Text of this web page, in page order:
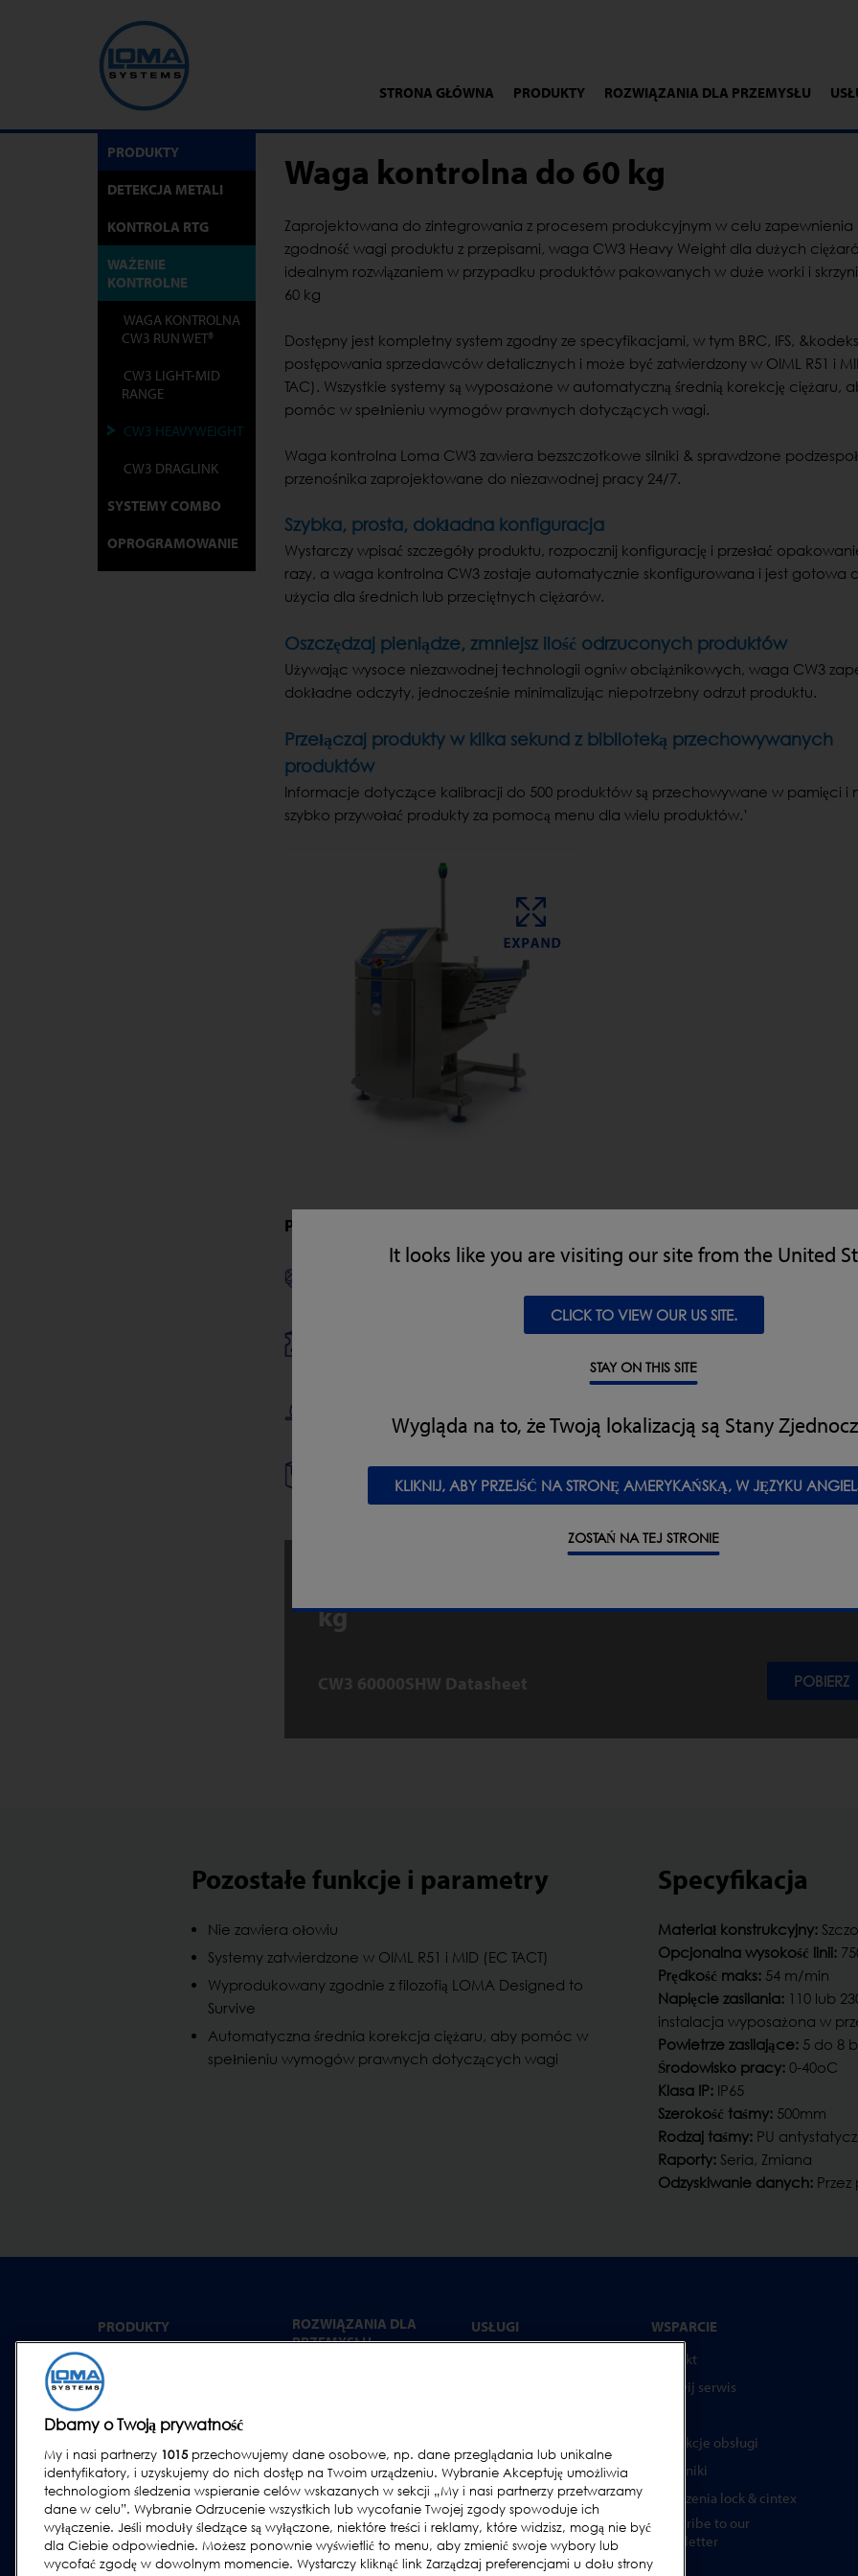
STRONA GŁÓWNA PRODUKTY ROZWIĄZANIA DLA PRZEMYSŁU
It looks like you are visiting our site from the United
CLICK TO VIEW OUR US SITE.
STAY ON THIS SITE
Wygląda na to, że Twoją lokalizacją są Stany
KLIKNIJ, ABY PRZEJŚĆ NA STRONĘ AMERYKAŃSKĄ, W JĘZYKU
ZOSTAŃ NA TEJ STRONIE
Waga kontrolna do 60 kg
Zaprojektowana do zintegrowania z procesem produkcyjnym w celu zapewnienia
zgodność wagi produktu z przepisami, waga CW3 Heavy Weight dla dużych
idealnym rozwiązaniem w przypadku produktów pakowanych w duże worki i
60 kg
Dostępny jest kompletny system zgodny ze specyfikacjami, w tym BRC, IFS,
postępowania sprzedawców detalicznych i może być zatwierdzony w OIML R51 i
TAC). Wszystkie systemy są wyposażone w automatyczną średnią korekcję ciężaru,
pomóc w spełnieniu wymogów prawnych dotyczących wagi.
Waga kontrolna Loma CW3 zawiera bezszczotkowe silniki & sprawdzone
przenośnika zaprojektowane do niezawodnej pracy 24/7.
Szybka, prosta, dokładna konfiguracja
Wystarczy wpisać szczegóły produktu, rozpocznij konfigurację i przesłać
razy, a waga kontrolna CW3 zostaje automatycznie skonfigurowana i jest gotowa
użycia dla średnich lub przeciętnych ciężarów.
Oszczędzaj pieniądze, zmniejsz ilość odrzuconych produktów
Używając wysoce niezawodnej technologii ogniw obciążnikowych, waga CW3
dokładne odczyty, jednocześnie minimalizując niepotrzebny odrzut produktu.
Przełączaj produkty w kilka sekund z biblioteką przechowywanych
produktów
Informacje dotyczące kalibracji do 500 produktów są przechowywane w pamięci i
szybko przywołać produkty za pomocą menu dla wielu produktów.’
Przeznaczenie:
ZASTOSOWANIA INNE / OGÓLNE
kg
CW3 60000SHW Datasheet POBIERZ
PRODUKTY
DETEKCJA METALI
KONTROLA RTG
WAŻENIE
KONTROLNE
WAGA KONTROLNA
CW3 RUN WET®
CW3 LIGHT-MID
RANGE
CW3 HEAVYWEIGHT
CW3 DRAGLINK
SYSTEMY COMBO
OPROGRAMOWANIE
Pozostałe funkcje i parametry
Nie zawiera ołowiu
Systemy zatwierdzone w OIML R51 i MID (EC TACT)
Wyprodukowany zgodnie z filozofią LOMA Designed to
Survive
Automatyczna średnia korekcja ciężaru, aby pomóc w
spełnieniu wymogów prawnych dotyczących wagi
Specyfikacja
Materiał konstrukcyjny:
Opcjonalna wysokość linii:
Prędkość maks: 54 m/min
Napięcie zasilania: 110 lub
instalacja wyposażona w
Powietrze zasilające: 5 do 8
Środowisko pracy: 0-40oC
Klasa IP: IP65
Szerokość taśmy: 500mm
Rodzaj taśmy: PU
Raporty: Seria, Zmiana
Odzyskiwanie danych: Przez
PRODUKTY
Detekcja metali
Kontrola rtg
Ważenie kontrolne
Oprogramowanie
ROZWIĄZANIA DLA
PRZEMYSŁU
Mięso, Ryby i drób
Wyroby cukiernicze i
przekąski
Produkty suszone, zboża
i ziarna
Przemysł ogólny
USŁUGI
Aktualizacje
WSPARCIE
Kontakt
Wezwij serwis
Instrukcje obsługi
Poradniki
Urządzenia lock & cintex
Subscribe to our
Newsletter
Dbamy o Twoją prywatność
My i nasi partnerzy 1015przechowujemy dane osobowe, np. dane przeglądania lub unikalne
identyfikatory, i uzyskujemy do nich dostęp na Twoim urządzeniu. Wybranie Akceptuję umożliwia
technologiom śledzenia wspieranie celów wskazanych w sekcji „My i nasi partnerzy przetwarzamy
dane w celu”. Wybranie Odrzucenie wszystkich lub wycofanie Twojej zgody spowoduje ich
wyłączenie. Jeśli moduły śledzące są wyłączone, niektóre treści i reklamy, które widzisz, mogą nie być
dla Ciebie odpowiednie. Możesz ponownie wyświetlić to menu, aby zmienić swoje wybory lub
wycofać zgodę w dowolnym momencie. Wystarczy kliknąć link Zarządzaj preferencjami u dołu strony